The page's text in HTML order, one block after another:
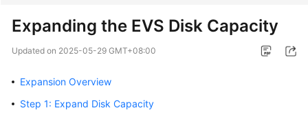
New
Overview
Getting
Expanding the EVS Disk Capacity
Updated on 2025-05-29 GMT+08:00
Expansion Overview
Step 1: Expand Disk Capacity